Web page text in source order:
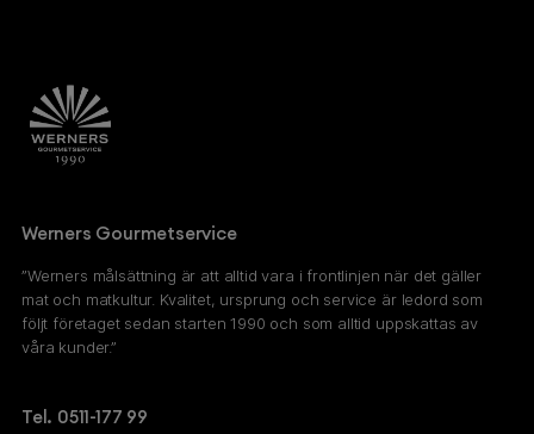
Werners Gourmetservice
”Werners målsättning är att alltid vara i frontlinjen när det gäller
mat och matkultur. Kvalitet, ursprung och service är ledord som
följt företaget sedan starten 1990 och som alltid uppskattas av
våra kunder.”
Tel. 0511-177 99